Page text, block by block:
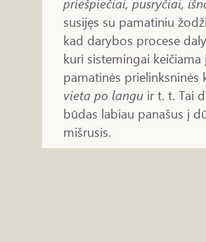
susijęs su pamatiniu
kad darybos procese
kuri sistemingai keičiama
pamatinės
vieta po langu ir t. t. Tai
būdas labiau panašus į
mišrusis.